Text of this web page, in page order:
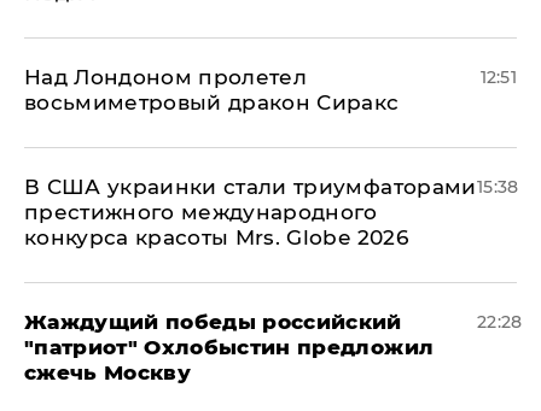
Над Лондоном пролетел
восьмиметровый дракон Сиракс
12:51
В США украинки стали триумфаторами
престижного международного
конкурса красоты Mrs. Globe 2026
15:38
Жаждущий победы российский
"патриот" Охлобыстин предложил
сжечь Москву
22:28